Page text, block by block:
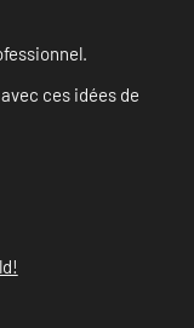
ces idées de